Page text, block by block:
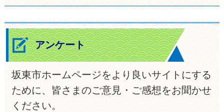
アンケート
坂東市ホームページをより良いサイトにする
ために、皆さまのご意見・ご感想をお聞かせ
ください。